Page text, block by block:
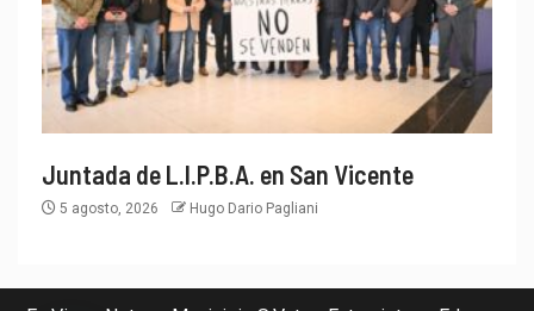
Juntada de L.I.P.B.A. en San Vicente
5 agosto, 2026 Hugo Dario Pagliani